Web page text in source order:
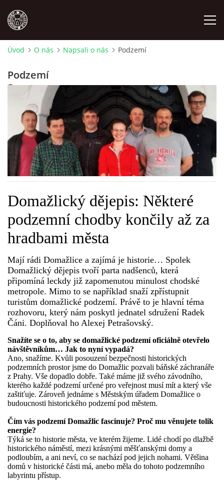
NÁRODOPIS
OSOBNOSTI
OSTATNÍ
ODKAZY
O NÁS
DŮL NA SLÍDU (NA KOLE)
Kontakt:
tel. 773 916 275
info@domdej.cz
--------------------------------------------------------------
Tento projekt je realizován za finanční podpory
města Domažlice.
© 2026 eStránky.cz |Aktualizováno: 17. 7. 2026
Úvod O nás Napsali o nás Podzemí
Podzemí
11. 11. 2019
Domažlický dějepis: Některé
podzemní chodby končily až za
hradbami města
Mají rádi Domažlice a zajímá je historie… Spolek
Domažlický dějepis tvoří parta nadšenců, která
připomíná leckdy již zapomenutou minulost chodské
metropole. Mimo to se například snaží zpřístupnit
turistům domažlické podzemí. Právě to je hlavní téma
rozhovoru, který nám poskytl jednatel sdružení Radek
Čáni. Doplňoval ho Alexej Petrašovský.
Snažíte se o to, aby se domažlické podzemí oficiálně otevřelo
návštěvníkům… Jak to nyní vypadá?
Ano, snažíme. Kvůli posouzení bezpečnosti historických
podzemních prostor jsme do Domažlic pozvali báňské záchranáře
z Prahy. Vše dopadlo dobře. Také máme již svého závodního,
kterého každé podzemí určené pro veřejnost musí mít a který vše
zaštiťuje. Zároveň jednáme s Městským úřadem Domažlice o
budoucnosti historického podzemí pod městem.
Čím vás podzemí Domažlic fascinuje? Proč mu věnujete tolik
energie?
Týká se to historie města, ve kterém žijeme. Lidé chodí po dlažbě
historického náměstí, mezi krásnými měšťanskými domy a
podloubím, a ani neví, co se nachází pod jejich nohami. Většina
domů v historické části má, anebo měla do tohoto podzemního
labyrintu přístup.